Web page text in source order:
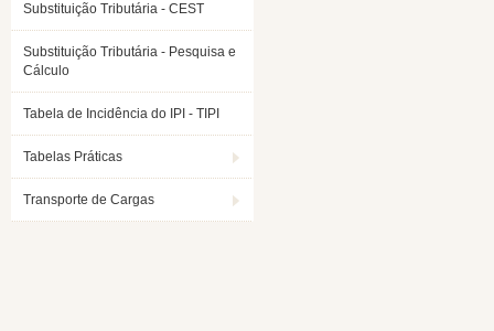
Substituição Tributária - CEST
Substituição Tributária - Pesquisa e
Cálculo
Tabela de Incidência do IPI - TIPI
Tabelas Práticas
Transporte de Cargas